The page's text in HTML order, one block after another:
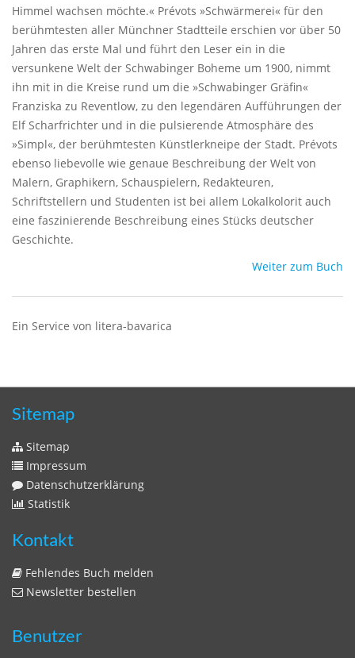
Himmel wachsen möchte.« Prévots »Schwärmerei« für den
berühmtesten aller Münchner Stadtteile erschien vor über 50
Jahren das erste Mal und führt den Leser ein in die
versunkene Welt der Schwabinger Boheme um 1900, nimmt
ihn mit in die Kreise rund um die »Schwabinger Gräfin«
Franziska zu Reventlow, zu den legendären Aufführungen der
Elf Scharfrichter und in die pulsierende Atmosphäre des
»Simpl«, der berühmtesten Künstlerkneipe der Stadt. Prévots
ebenso liebevolle wie genaue Beschreibung der Welt von
Malern, Graphikern, Schauspielern, Redakteuren,
Schriftstellern und Studenten ist bei allem Lokalkolorit auch
eine faszinierende Beschreibung eines Stücks deutscher
Geschichte.
Weiter zum Buch
Ein Service von litera-bavarica
Sitemap
Sitemap
Impressum
Datenschutzerklärung
Statistik
Kontakt
Fehlendes Buch melden
Newsletter bestellen
Benutzer